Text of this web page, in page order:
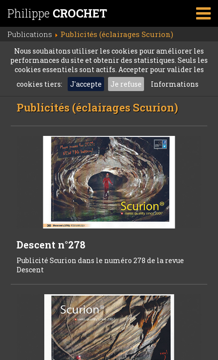
Philippe CROCHET
Publications Publicités (éclairages Scurion)
Nous souhaitons utiliser les cookies pour améliorer les
performances du site et obtenir des statistiques. Seuls les
cookies essentiels sont actifs. Accepter pour valider les
cookies tiers:
J'accepte Je refuse Informations
Publicités (éclairages Scurion)
Descent n°278
Publicité Scurion dans le numéro 278 de la revue
Descent